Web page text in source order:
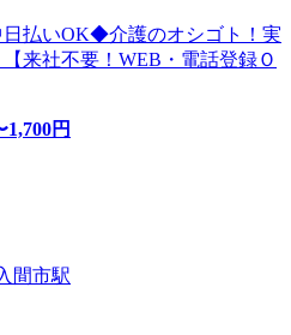
払いOK◆介護のオシゴト！実
来社不要！WEB・電話登録Ｏ
1,700円
間市駅